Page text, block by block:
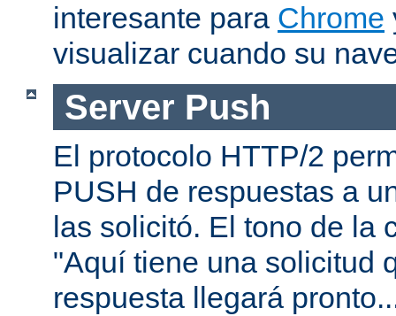
interesante para Chrome
visualizar cuando su
Server Push
El protocolo HTTP/2
PUSH de respuestas a
las solicitó. El tono de la
"Aquí tiene una solicitud
respuesta llegará